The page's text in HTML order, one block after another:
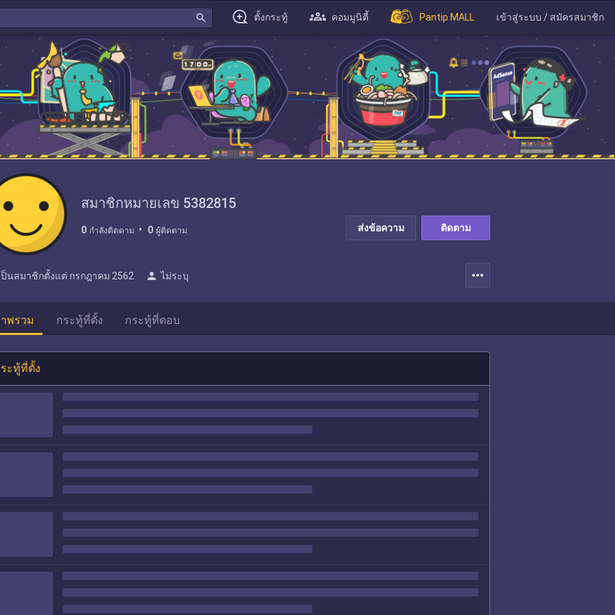
search ตั้งกระทู้ คอมมูนิตี้ Pantip MALL เข้าสู่ระบบ / สมัครสมาชิก
สมาชิกหมายเลข 5382815
0 กำลังติดตาม 0 ผู้ติดตาม ส่งข้อความ ติดตาม
ป็นสมาชิกตั้งแต่ กรกฎาคม 2562 person ไม่ระบุ more_horiz
พรวม กระทู้ที่ตั้ง กระทู้ที่ตอบ
ะทู้ที่ตั้ง